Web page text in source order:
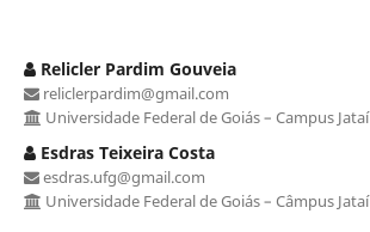
Relicler Pardim Gouveia
reliclerpardim@gmail.com
Universidade Federal de Goiás – Campus Jataí
Esdras Teixeira Costa
esdras.ufg@gmail.com
Universidade Federal de Goiás – Câmpus Jataí